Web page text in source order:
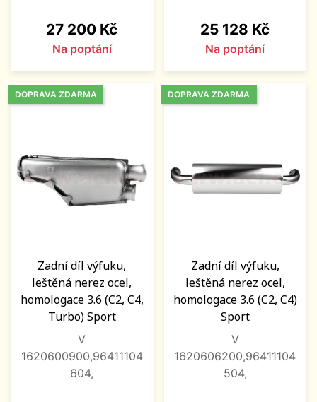
Cena
27 200 Kč
Na poptání
Cena
25 128 Kč
Na poptání
Zadní díl výfuku,
leštěná nerez ocel,
homologace 3.6 (C2, C4,
Turbo) Sport
V
1620600900,96411104
604,
DOPRAVA ZDARMA
Zadní díl výfuku,
leštěná nerez ocel,
homologace 3.6 (C2, C4)
Sport
V
1620606200,96411104
504,
DOPRAVA ZDARMA